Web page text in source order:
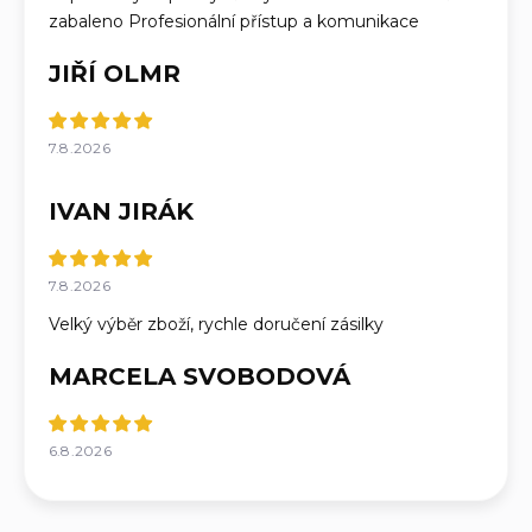
zabaleno Profesionální přístup a komunikace
JIŘÍ OLMR
7.8.2026
IVAN JIRÁK
7.8.2026
Velký výběr zboží, rychle doručení zásilky
MARCELA SVOBODOVÁ
6.8.2026